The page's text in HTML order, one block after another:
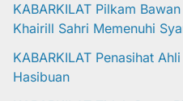
KABARKILAT Pilkam
Khairill Sahri Memenuhi
KABARKILAT Penasihat
Hasibuan